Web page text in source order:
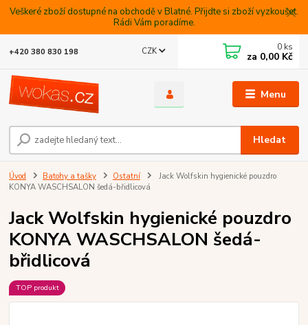
Veškeré zboží dostupné na obchodě v Blatné. Přijdte si zboží vyzkoušet.
Rádi Vám poradíme.
Menu
CZK
Hledat
+420 380 830 198 0 ks
za 0,00 Kč
Úvod Batohy a tašky Ostatní
Jack Wolfskin hygienické pouzdro
KONYA WASCHSALON šedá-břidlicová
Jack Wolfskin hygienické pouzdro
KONYA WASCHSALON šedá-
břidlicová
TOP produkt